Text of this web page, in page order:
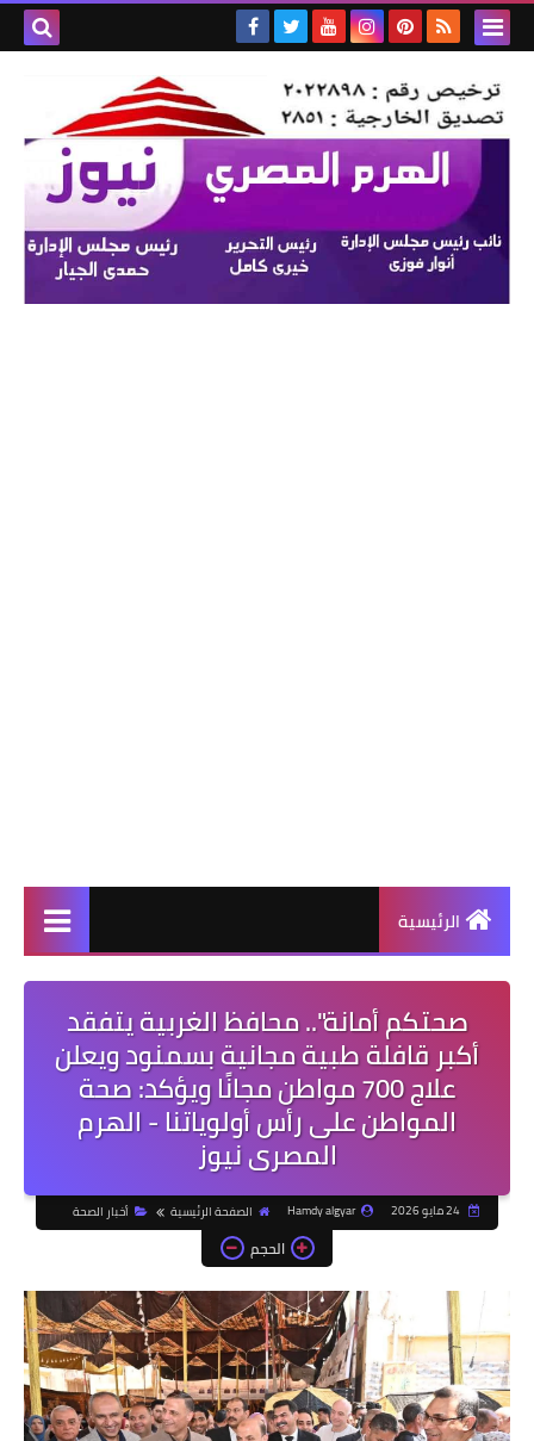
الرئيسية
صحتكم أمانة".. محافظ الغربية يتفقد
أكبر قافلة طبية مجانية بسمنود ويعلن
علاج 700 مواطن مجانًا ويؤكد: صحة
المواطن على رأس أولوياتنا - الهرم
المصرى نيوز
24 مايو 2026 Hamdy algyar الصفحة الرئيسية أخبار الصحة
الحجم